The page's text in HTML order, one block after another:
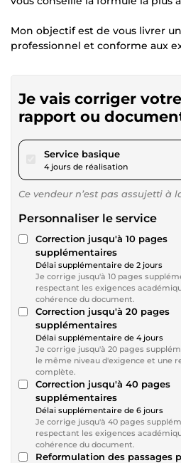
Mon objectif est de vous livrer
professionnel et conforme aux
Je vais corriger
rapport ou
Service basiquepour 28,90
4 jours de réalisation
Ce vendeur n’est pas assujetti à
Personnaliser le service
Correction jusqu'à 10 pages
supplémentaires
Délai supplémentaire de 2 jours
Je corrige jusqu'à 10 pages
respectant les exigences
cohérence du document.
Correction jusqu'à 20 pages
supplémentaires
Délai supplémentaire de 4 jours
Je corrige jusqu'à 20 pages
le même niveau d'exigence et une
complète.
Correction jusqu'à 40 pages
supplémentaires
Délai supplémentaire de 6 jours
Je corrige jusqu'à 40 pages
respectant les exigences
cohérence du document.
Reformulation des passages